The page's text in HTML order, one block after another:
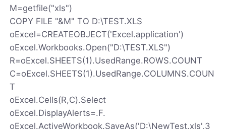
M=getfile("xls")
COPY FILE "&M" TO D:\TEST.XLS
oExcel=CREATEOBJECT('Excel.application')
oExcel.Workbooks.Open("D:\TEST.XLS")
R=oExcel.SHEETS(1).UsedRange.ROWS.COUNT
C=oExcel.SHEETS(1).UsedRange.COLUMNS.COUN
T
oExcel.Cells(R,C).Select
oExcel.DisplayAlerts=.F.
oExcel.ActiveWorkbook.SaveAs('D:\NewTest.xls',3